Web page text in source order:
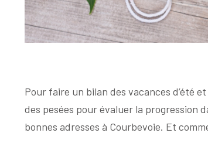
Pour faire un bilan des vacances d’été
des pesées pour évaluer la
bonnes adresses à Courbevoie. Et